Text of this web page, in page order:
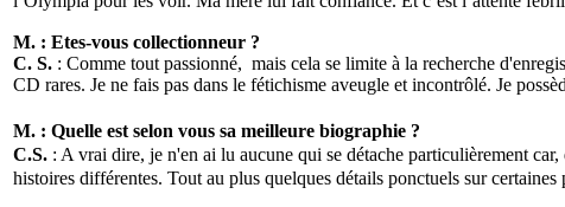
M. : Etes-vous collectionneur ?
C. S. : Comme tout passionné, mais cela se limite à la recherche
CD rares. Je ne fais pas dans le fétichisme aveugle et incontrôlé. Je
M. : Quelle est selon vous sa meilleure biographie ?
C.S. : A vrai dire, je n'en ai lu aucune qui se détache particulièrement
histoires différentes. Tout au plus quelques détails ponctuels sur certaines